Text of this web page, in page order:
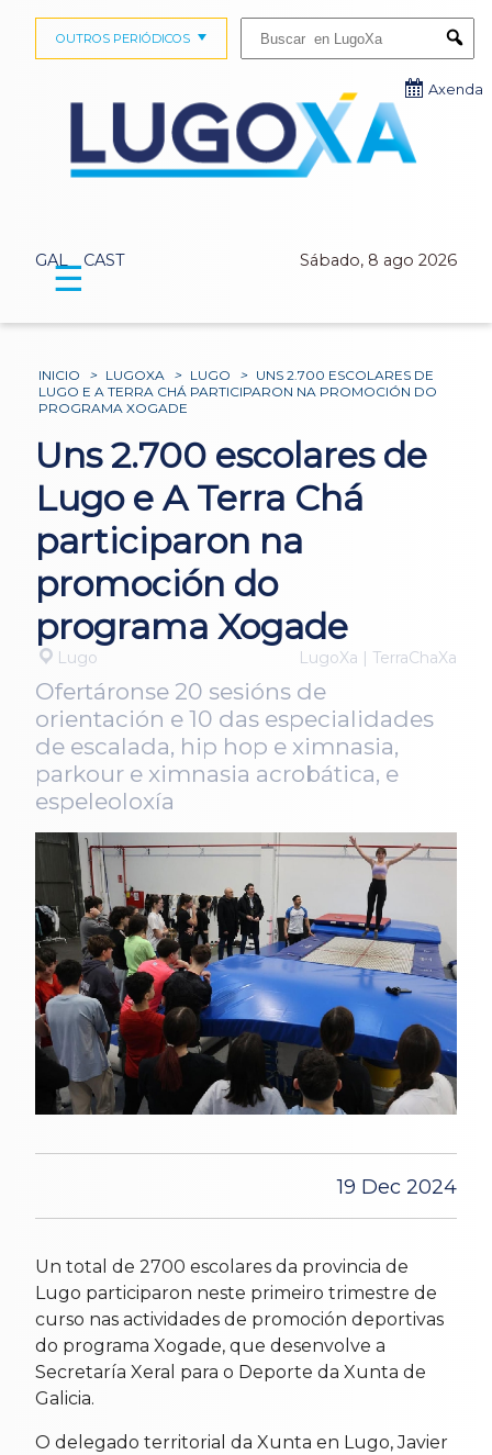
GAL CAST Sábado, 8 ago 2026
OUTROS PERIÓDICOS
Axenda
☰
INICIO > LUGOXA > LUGO > UNS 2.700 ESCOLARES DE
LUGO E A TERRA CHÁ PARTICIPARON NA PROMOCIÓN DO
PROGRAMA XOGADE
Uns 2.700 escolares de
Lugo e A Terra Chá
participaron na
promoción do
programa Xogade
Lugo LugoXa | TerraChaXa
Ofertáronse 20 sesións de
orientación e 10 das especialidades
de escalada, hip hop e ximnasia,
parkour e ximnasia acrobática, e
espeleoloxía
19 Dec 2024
Un total de 2700 escolares da provincia de
Lugo participaron neste primeiro trimestre de
curso nas actividades de promoción deportivas
do programa Xogade, que desenvolve a
Secretaría Xeral para o Deporte da Xunta de
Galicia.
O delegado territorial da Xunta en Lugo, Javier